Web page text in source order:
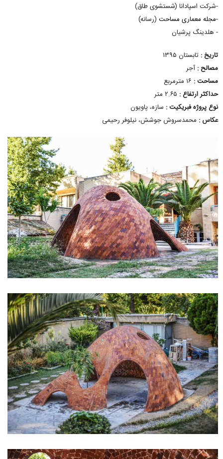
-شرکت اسپادانا (شستشوی طاق)
-مجله معماری مساحت (رسانه)
- هلدینگ پرشیان
تاریخ : تابستان ۱۳۹۵
مصالح : آجر
مساحت :
حداکثر ارتفاع :
نوع پروژه فبریکیت : سازه، پاویون
عکاس : محمدسروش جوشش، نیلوفر رحیمی